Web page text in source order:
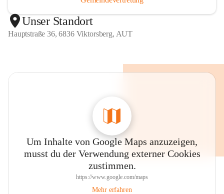
Unser Standort
Hauptstraße 36, 6836 Viktorsberg, AUT
Um Inhalte von Google Maps anzuzeigen,
musst du der Verwendung externer Cookies
zustimmen.
https://www.google.com/maps
Mehr erfahren